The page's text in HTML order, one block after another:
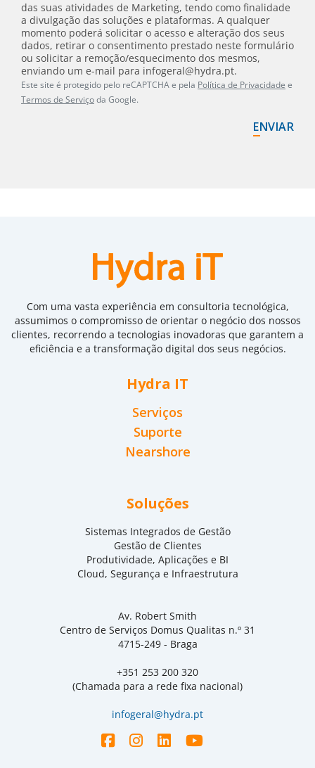
das suas atividades de Marketing, tendo como finalidade
a divulgação das soluções e plataformas. A qualquer
momento poderá solicitar o acesso e alteração dos seus
dados, retirar o consentimento prestado neste formulário
ou solicitar a remoção/esquecimento dos mesmos,
enviando um e-mail para infogeral@hydra.pt.
Este site é protegido pelo reCAPTCHA e pela Política de Privacidade e
Termos de Serviçoda Google.
ENVIAR
Com uma vasta experiência em consultoria tecnológica,
assumimos o compromisso de orientar o negócio dos nossos
clientes, recorrendo a tecnologias inovadoras que garantem a
eficiência e a transformação digital dos seus negócios.
Hydra IT
Serviços
Suporte
Nearshore
Soluções
Sistemas Integrados de Gestão
Gestão de Clientes
Produtividade, Aplicações e BI
Cloud, Segurança e Infraestrutura
Av. Robert Smith
Centro de Serviços Domus Qualitas n.º 31
4715-249 - Braga
+351 253 200 320
(Chamada para a rede fixa nacional)
infogeral@hydra.pt